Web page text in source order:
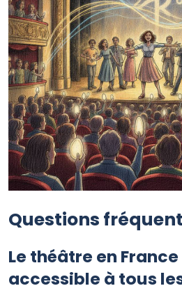
Questions
Le théâtre en
accessible à tous